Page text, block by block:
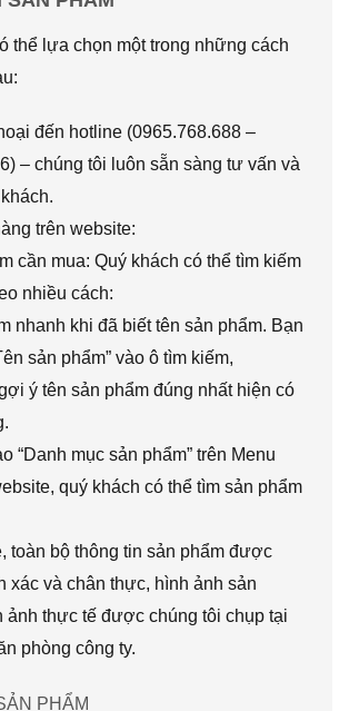
thể lựa chọn một trong những cách
đến hotline (0965.768.688 –
– chúng tôi luôn sẵn sàng tư vấn và
trên website:
cần mua: Quý khách có thể tìm kiếm
nhiều cách:
nhanh khi đã biết tên sản phẩm. Bạn
sản phẩm” vào ô tìm kiếm,
ý tên sản phẩm đúng nhất hiện có
“Danh mục sản phẩm” trên Menu
quý khách có thể tìm sản phẩm
toàn bộ thông tin sản phẩm được
xác và chân thực, hình ảnh sản
ảnh thực tế được chúng tôi chụp tại
phòng công ty.
PHẨM